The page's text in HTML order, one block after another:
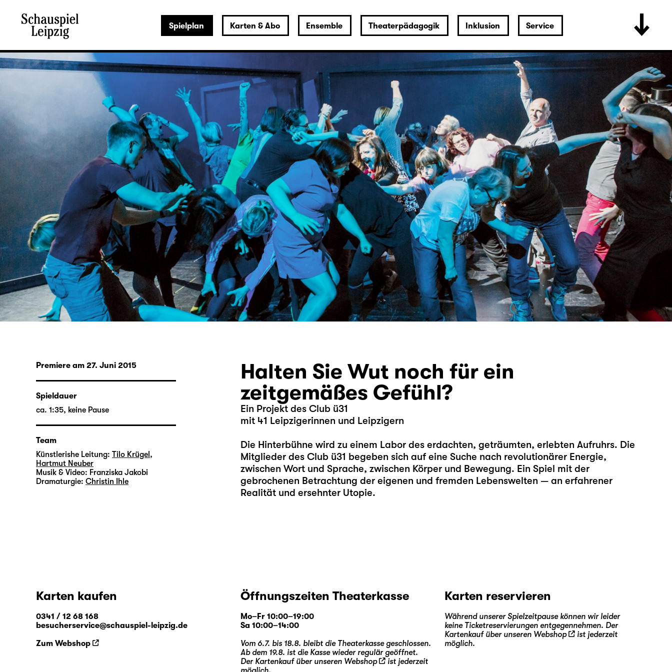
Spielplan Karten & Abo Ensemble Theaterpädagogik Inklusion Service
Halten Sie Wut noch für ein
zeitgemäßes Gefühl?
Ein Projekt des Club ü31
mit 41 Leipzigerinnen und Leipzigern
Die Hinterbühne wird zu einem Labor des erdachten, geträumten, erlebten Aufruhrs. Die
Mitglieder des Club ü31 begeben sich auf eine Suche nach revolutionärer Energie,
zwischen Wort und Sprache, zwischen Körper und Bewegung. Ein Spiel mit der
gebrochenen Betrachtung der eigenen und fremden Lebenswelten — an erfahrener
Realität und ersehnter Utopie.
Premiere am 27. Juni 2015
Spieldauer
ca. 1:35, keine Pause
Team
Künstlerishe Leitung: Tilo Krügel ,
Hartmut Neuber
Musik & Video: Franziska Jakobi
Dramaturgie: Christin Ihle
Karten kaufen
0341 / 12 68 168
besucherservice@schauspiel-leipzig.de
Zum Webshop
Öffnungszeiten Theaterkasse
Mo–Fr 10:00–19:00
Sa 10:00–14:00
Vom 6.7. bis 18.8. bleibt die Theaterkasse geschlossen.
Ab dem 19.8. ist die Kasse wieder regulär geöffnet.
Der Kartenkauf über unseren Webshop
ist jederzeit
Karten reservieren
Während unserer Spielzeitpause können wir leider
keine Ticketreservierungen entgegennehmen. Der
Kartenkauf über unseren Webshop
ist jederzeit
möglich.